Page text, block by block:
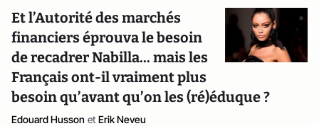
Et l’Autorité des marchés
financiers éprouva le besoin
de recadrer Nabilla... mais les
Français ont-il vraiment plus
besoin qu’avant qu’on les (ré)éduque ?
Edouard Husson et Erik Neveu